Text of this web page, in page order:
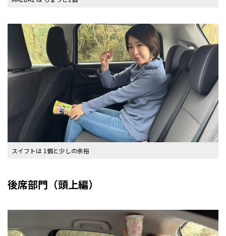
スイフトは 1個と少しの余裕
後席部門（頭上編）